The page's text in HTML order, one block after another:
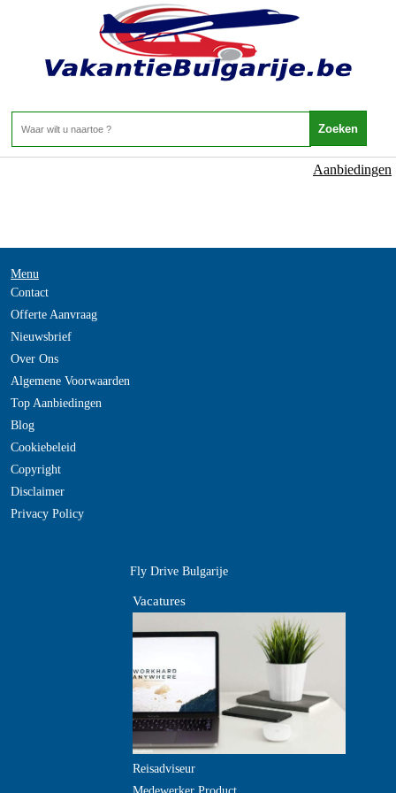
Home>
Aanbiedingen
Menu
Contact
Offerte Aanvraag
Nieuwsbrief
Over Ons
Algemene Voorwaarden
Top Aanbiedingen
Blog
Cookiebeleid
Copyright
Disclaimer
Privacy Policy
Fly Drive Bulgarije
Vacatures
Reisadviseur